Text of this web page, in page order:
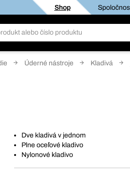
Shop
Úderné nástroje Kladivá
Dve kladivá v jednom
Plne oceľové kladivo
Nylonové kladivo